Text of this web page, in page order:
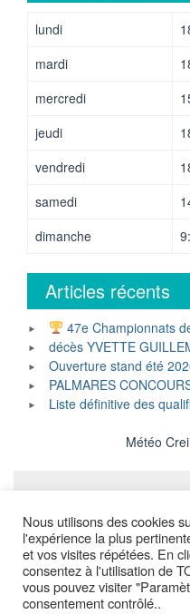
lundi
mardi
mercredi
jeudi
vendredi
samedi
dimanche
Articles récents
47e Championnats
décès YVETTE
Ouverture stand été
PALMARES
Liste définitive des
Météo Creil
Copyright ©
Powered
Nous utilisons des cookies
l'expérience la plus
et vos visites répétées. En
consentez à l'utilisation de
vous pouvez visiter
consentement contrôlé..